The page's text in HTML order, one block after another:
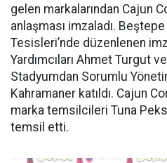
gelen markalarından Cajun
anlaşması imzaladı.
Tesisleri’nde düzenlenen
Yardımcıları Ahmet Turgut
Stadyumdan Sorumlu
Kahramaner katıldı. Cajun
marka temsilcileri Tuna
temsil etti.